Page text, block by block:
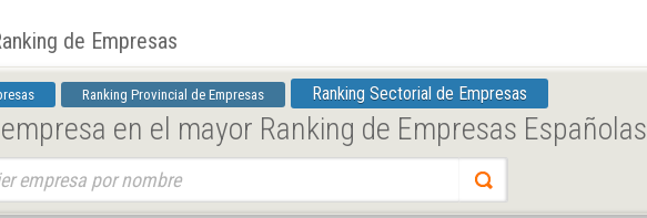
de Empresas
Ranking Provincial de Empresas Ranking Sectorial de Empresas
en el mayor Ranking de Empresas Españolas